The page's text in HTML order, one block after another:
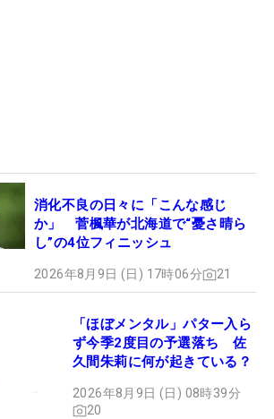
消化不良の日々に「こんな感じ
か」 菅楓華が北海道で“憂さ晴ら
し”の4位フィニッシュ
2026年8月9日 (日) 17時06分 21
「ほぼメンタル」パター入ら
ず今季2度目の予選落ち 佐
久間朱莉に何が起きている？
2026年8月9日 (日) 08時39分
20